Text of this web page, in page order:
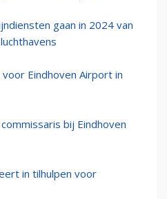
gaan in 2024 van
Eindhoven Airport in
bij Eindhoven
in tilhulpen voor